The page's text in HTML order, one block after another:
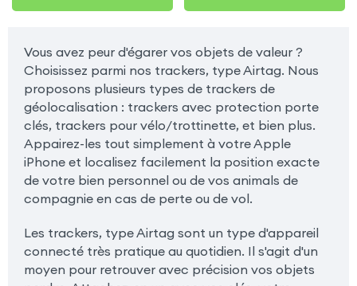
Vous avez peur d'égarer vos objets de valeur ?
Choisissez parmi nos trackers, type Airtag. Nous
proposons plusieurs types de trackers de
géolocalisation : trackers avec protection porte
clés, trackers pour vélo/trottinette, et bien plus.
Appairez-les tout simplement à votre Apple
iPhone et localisez facilement la position exacte
de votre bien personnel ou de vos animals de
compagnie en cas de perte ou de vol.
Les trackers, type Airtag sont un type d'appareil
connecté très pratique au quotidien. Il s'agit d'un
moyen pour retrouver avec précision vos objets